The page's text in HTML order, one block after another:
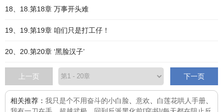
18、18.第18章 万事开头难
19、19.第19章 咱们只是打工仔！
20、20.第20章 ‘黑脸汉子’
上一页 下一页
相关推荐： 我只是个不用奋斗的小白脸 意欢 白莲花哄人手册